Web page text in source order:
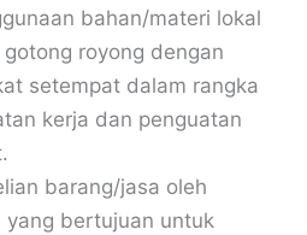
bahan/materi lokal
royong dengan
setempat dalam rangka
kerja dan penguatan
barang/jasa oleh
yang bertujuan untuk